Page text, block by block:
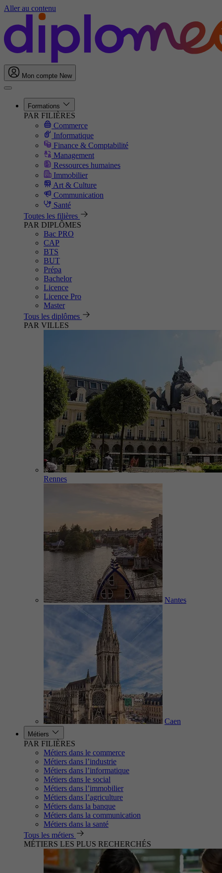
Aller au contenu
Mon compte New
Formations
PAR FILIÈRES
Commerce
Informatique
Finance & Comptabilité
Management
Ressources humaines
Immobilier
Art & Culture
Communication
Santé
Toutes les filières
PAR DIPLÔMES
Bac PRO
CAP
BTS
BUT
Prépa
Bachelor
Licence
Licence Pro
Master
Tous les diplômes
PAR VILLES
Rennes
Nantes
Caen
Métiers
PAR FILIÈRES
Métiers dans le commerce
Métiers dans l’industrie
Métiers dans l’informatique
Métiers dans le social
Métiers dans l’immobilier
Métiers dans l’agriculture
Métiers dans la banque
Métiers dans la communication
Métiers dans la santé
Tous les métiers
MÉTIERS LES PLUS RECHERCHÉS